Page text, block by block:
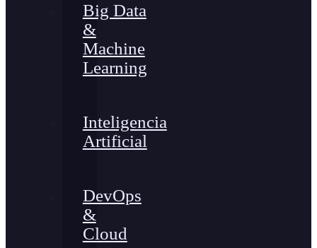
Big Data
&
Machine
Learning
Inteligencia
Artificial
DevOps
&
Cloud